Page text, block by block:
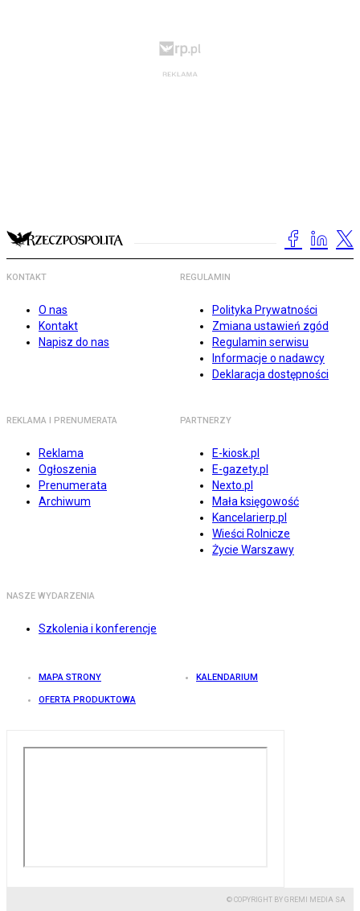
KONTAKT
O nas
Kontakt
Napisz do nas
REGULAMIN
Polityka Prywatności
Zmiana ustawień zgód
Regulamin serwisu
Informacje o nadawcy
Deklaracja dostępności
REKLAMA I PRENUMERATA
Reklama
Ogłoszenia
Prenumerata
Archiwum
PARTNERZY
E-kiosk.pl
E-gazety.pl
Nexto.pl
Mała księgowość
Kancelarierp.pl
Wieści Rolnicze
Życie Warszawy
NASZE WYDARZENIA
Szkolenia i konferencje
MAPA STRONY KALENDARIUM
OFERTA PRODUKTOWA
© COPYRIGHT BY GREMI MEDIA SA